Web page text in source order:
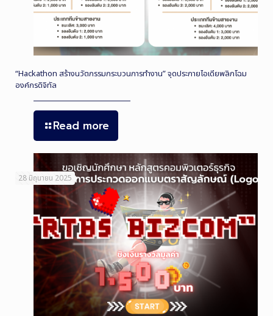
“Hackathon สร้างนวัตกรรมกระบวนการทำงาน” จุดประกายไอเดียพลิกโฉม
องค์กรดิจิทัล
Read more
28 มิถุนายน 2025